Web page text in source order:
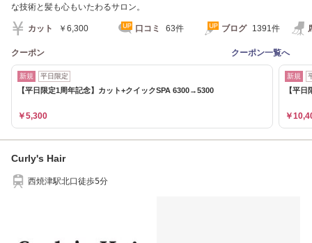
な技術と髪も心もいたわるサロン。
カット ￥6,300 口コミ 63件 ブログ 1391件
クーポン クーポン一覧へ
新規 平日限定
【平日限定1周年記念】カット+クイックSPA 6300→5300
￥5,300
新規
【平
￥
Curly's Hair
西焼津駅北口徒歩5分